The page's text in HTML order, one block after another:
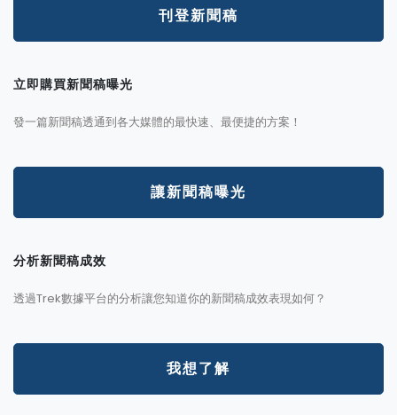
刊登新聞稿
立即購買新聞稿曝光
發一篇新聞稿透通到各大媒體的最快速、最便捷的方案！
讓新聞稿曝光
分析新聞稿成效
透過Trek數據平台的分析讓您知道你的新聞稿成效表現如何？
我想了解